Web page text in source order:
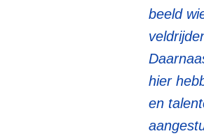
beeld
hier
en